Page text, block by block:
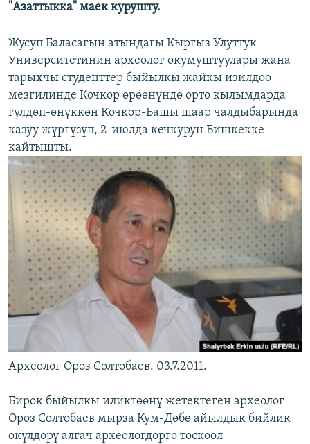
"Азаттыкка" маек курушту.
Жусуп Баласагын атындагы Кыргыз Улуттук
Университетинин археолог окумуштуулары жана
тарыхчы студенттер быйылкы жайкы изилдөө
мезгилинде Кочкор өрөөнүндө орто кылымдарда
гүлдөп-өнүккөн Кочкор-Башы шаар чалдыбарында
казуу жүргүзүп, 2-июлда кечкурун Бишкекке
кайтышты.
Археолог Ороз Солтобаев. 03.7.2011.
Бирок быйылкы иликтөөнү жетектеген археолог
Ороз Солтобаев мырза Кум-Дөбө айылдык бийлик
өкүлдөрү алгач археологдорго тоскоол